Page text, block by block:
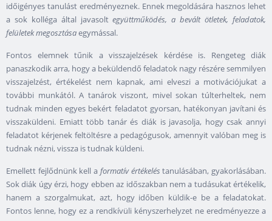
időigényes tanulást eredményeznek. Ennek megoldására hasznos lehet
a sok kolléga által javasoltegyüttműködés, a bevált ötletek, feladatok,
felületek megosztásaegymással.
Fontos elemnek tűnik a visszajelzések kérdése is. Rengeteg diák
panaszkodik arra, hogy a beküldendő feladatok nagy részére semmilyen
visszajelzést, értékelést nem kapnak, ami elveszi a motivációjukat a
további munkától. A tanárok viszont, mivel sokan túlterheltek, nem
tudnak minden egyes bekért feladatot gyorsan, hatékonyan javítani és
visszaküldeni. Emiatt több tanár és diák is javasolja, hogy csak annyi
feladatot kérjenek feltöltésre a pedagógusok, amennyit valóban meg is
tudnak nézni, vissza is tudnak küldeni.
Emellett fejlődnünk kell a formatív értékelés tanulásában, gyakorlásában.
Sok diák úgy érzi, hogy ebben az időszakban nem a tudásukat értékelik,
hanem a szorgalmukat, azt, hogy időben küldik-e be a feladatokat.
Fontos lenne, hogy ez a rendkívüli kényszerhelyzet ne eredményezze a